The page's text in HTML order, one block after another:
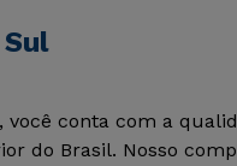
conta com a
do Brasil. Nosso